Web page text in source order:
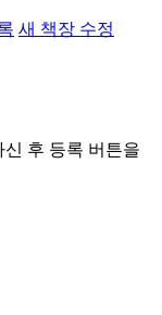
새 책장 수정
신 후 등록 버튼을